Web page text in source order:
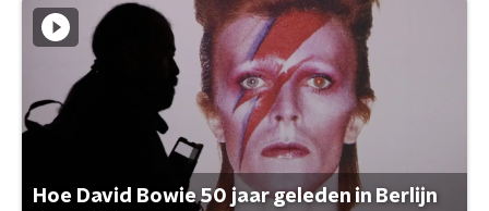
Hoe David Bowie 50 jaar geleden in Berlijn